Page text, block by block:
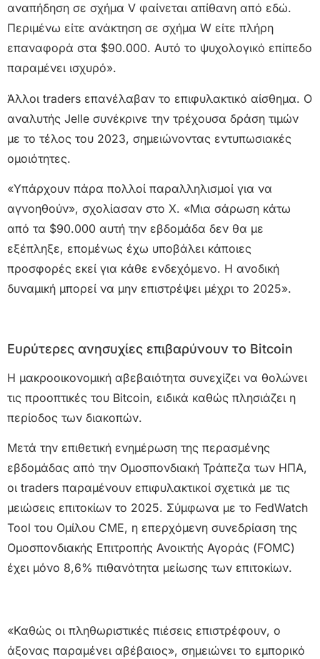
αναπήδηση σε σχήμα V φαίνεται απίθανη από εδώ.
Περιμένω είτε ανάκτηση σε σχήμα W είτε πλήρη
επαναφορά στα $90.000. Αυτό το ψυχολογικό επίπεδο
παραμένει ισχυρό».
Άλλοι traders επανέλαβαν το επιφυλακτικό αίσθημα. Ο
αναλυτής Jelle συνέκρινε την τρέχουσα δράση τιμών
με το τέλος του 2023, σημειώνοντας εντυπωσιακές
ομοιότητες.
«Υπάρχουν πάρα πολλοί παραλληλισμοί για να
αγνοηθούν», σχολίασαν στο X. «Μια σάρωση κάτω
από τα $90.000 αυτή την εβδομάδα δεν θα με
εξέπληξε, επομένως έχω υποβάλει κάποιες
προσφορές εκεί για κάθε ενδεχόμενο. Η ανοδική
δυναμική μπορεί να μην επιστρέψει μέχρι το 2025».
Ευρύτερες ανησυχίες επιβαρύνουν το Bitcoin
Η μακροοικονομική αβεβαιότητα συνεχίζει να θολώνει
τις προοπτικές του Bitcoin, ειδικά καθώς πλησιάζει η
περίοδος των διακοπών.
Μετά την επιθετική ενημέρωση της περασμένης
εβδομάδας από την Ομοσπονδιακή Τράπεζα των ΗΠΑ,
οι traders παραμένουν επιφυλακτικοί σχετικά με τις
μειώσεις επιτοκίων το 2025. Σύμφωνα με το FedWatch
Tool του Ομίλου CME, η επερχόμενη συνεδρίαση της
Ομοσπονδιακής Επιτροπής Ανοικτής Αγοράς (FOMC)
έχει μόνο 8,6% πιθανότητα μείωσης των επιτοκίων.
«Καθώς οι πληθωριστικές πιέσεις επιστρέφουν, ο
άξονας παραμένει αβέβαιος», σημειώνει το εμπορικό